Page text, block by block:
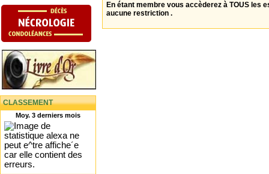
CLASSEMENT
Moy. 3 derniers mois
En étant membre vous accèderez à TOUS les
aucune restriction .